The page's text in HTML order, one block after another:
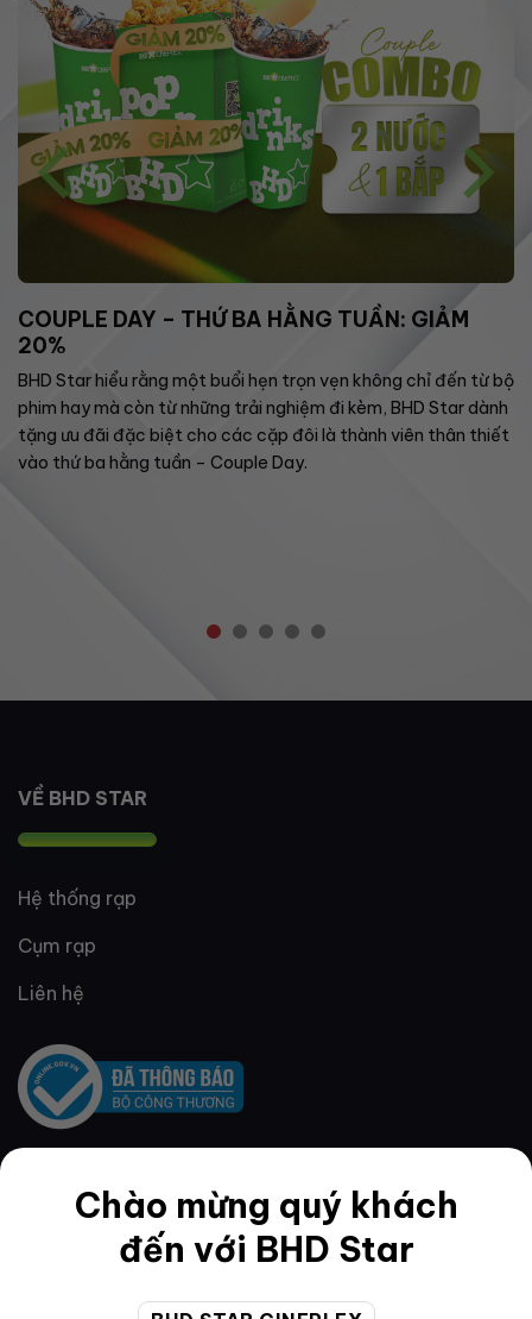
Chào mừng quý khách
đến với BHD Star
COUPLE DAY – THỨ BA HẰNG TUẦN: GIẢM
20%
BHD Star hiểu rằng một buổi hẹn trọn vẹn không chỉ đến từ bộ
phim hay mà còn từ những trải nghiệm đi kèm, BHD Star dành
tặng ưu đãi đặc biệt cho các cặp đôi là thành viên thân thiết
vào thứ ba hằng tuần – Couple Day.
VỀ BHD STAR
Hệ thống rạp
Cụm rạp
Liên hệ
QUY ĐỊNH & ĐIỀU KHOẢN
Quy định thành viên